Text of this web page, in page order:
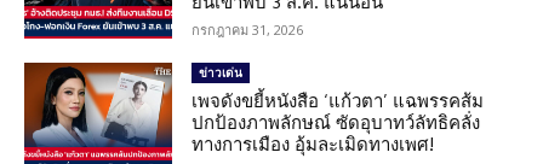
กรกฎาคม 31, 2026
ข่าวเด่น
เพจดังขยี้หนังสือ ‘แก้วตา’ แฉพรรคส้ม
ปกป้องภาพลักษณ์ ซัดอุบาทว์ลัทธิคลั่ง
ทางการเมือง อุ้มละเมิดทางเพศ!